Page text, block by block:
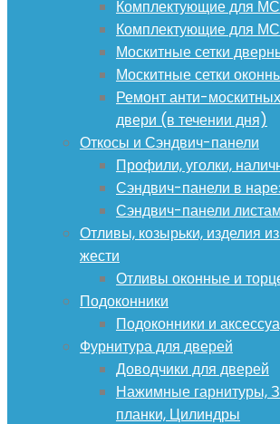
Комплектующие для
Комплектующие для
Москитные сетки
Москитные сетки
Ремонт анти-
двери (в течении дня)
Откосы и Сэндвич-панели
Профили, уголки,
Сэндвич-панели в
Сэндвич-панели
Отливы, козырьки, изделия
жести
Отливы оконные и
Подоконники
Подоконники и
Фурнитура для дверей
Доводчики для дверей
Нажимные гарнитуры,
планки, Цилиндры